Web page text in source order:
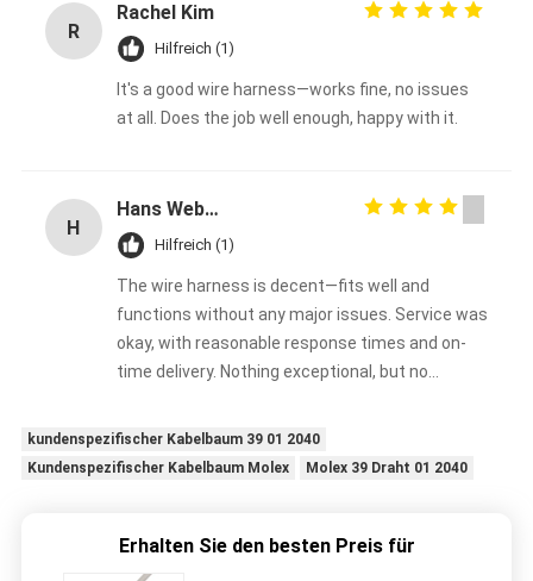
R
Rachel Kim
Hilfreich (1)
It's a good wire harness—works fine, no issues
at all. Does the job well enough, happy with it.
H
Hans Weber
Hilfreich (1)
The wire harness is decent—fits well and
functions without any major issues. Service was
okay, with reasonable response times and on-
time delivery. Nothing exceptional, but no
kundenspezifischer Kabelbaum 39 01 2040
Kundenspezifischer Kabelbaum Molex
Molex 39 Draht 01 2040
Erhalten Sie den besten Preis für